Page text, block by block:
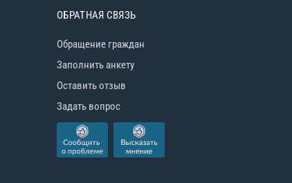
ОБРАТНАЯ СВЯЗЬ
Обращение граждан
Заполнить анкету
Оставить отзыв
Задать вопрос